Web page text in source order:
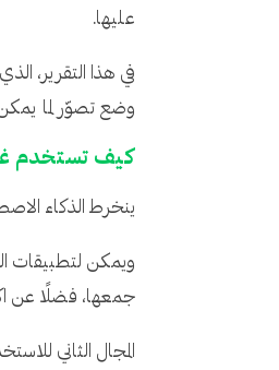
عليها.
وضع تصوّر لما
كيف تستخدم
ينخرط الذكاء
ويمكن لتطبيقات
جمعها، فضلًا عن
المجال الثاني